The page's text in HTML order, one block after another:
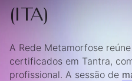
(ITA)
A Rede Metamorfose
certificados em Tantra,
profissional. A sessão de